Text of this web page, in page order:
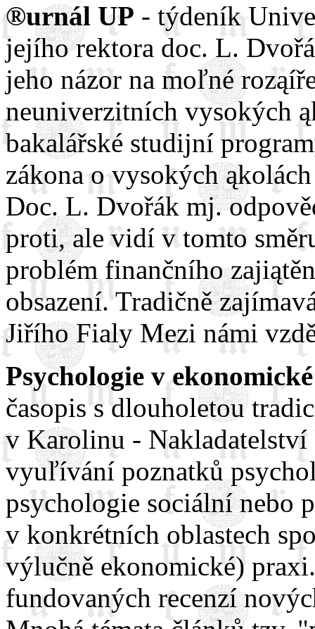
®urnál UP - týdeník
jejího rektora doc. L.
jeho názor na moľné
neuniverzitních vysokých
bakalářské studijní
zákona o vysokých
Doc. L. Dvořák mj.
proti, ale vidí v tomto
problém finančního
obsazení. Tradičně
Jiřího Fialy Mezi námi
Psychologie v
časopis s dlouholetou
v Karolinu -
vyuľívání poznatků
psychologie sociální nebo
v konkrétních oblastech
výlučně ekonomické)
fundovaných recenzí